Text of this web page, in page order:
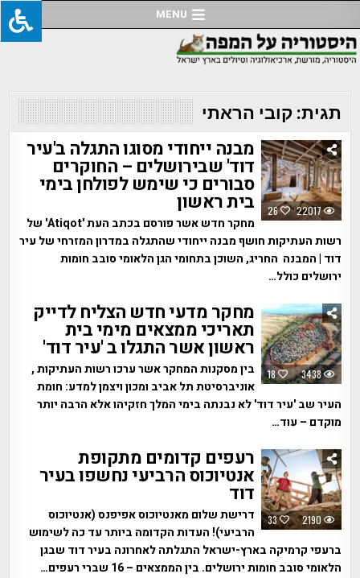
to
content
MENU
תגית:קובי הראתי
26 22017
מבנה ייחודי מסוגו התגלה ב'עיר
דוד' שבירושלים – החוקרים
סבורים כי שימש לפולחן בימי
בית ראשון
מחקר חדש אשר פורסם בכתב העת 'Atiqot' של
רשות העתיקות חושף מבנה ייחודי שהתגלה במדרון המזרחי של עיר
דוד | המבנה החריג, השוכן בתחומי הגן הלאומי סובב חומות
ירושלים כולל…
18 3438
מחקר מדעי חדש הצליח לדייק
תאריכי ממצאים מימי בית
ראשון אשר התגלו ב 'עיר דוד'
בין מסקנות המחקר אשר ערכו רשות העתיקות ,
אוניברסיטת תל אביב ומכון ויצמן למדע: חומת
העיר שב 'עיר דוד' לא נבנתה בימי המלך חזקיהו אלא הרבה יותר
מוקדם – עוד…
33 2190
רעפים קדומים מתקופת
אנטיוכוס הרביעי נחשפו בעיר
דוד
דרישת שלום מאנטיוכוס אפיפנס (אנטיוכוס
הרביעי)! העדות הקדומה ביותר עד כה לשימוש
ברעפי קרמיקה בארץ-ישראל התגלתה לאחרונה בעיר דוד שבגן
הלאומי סובב חומות ירושלים. בין הממצאים – 16 שברי רעפים…